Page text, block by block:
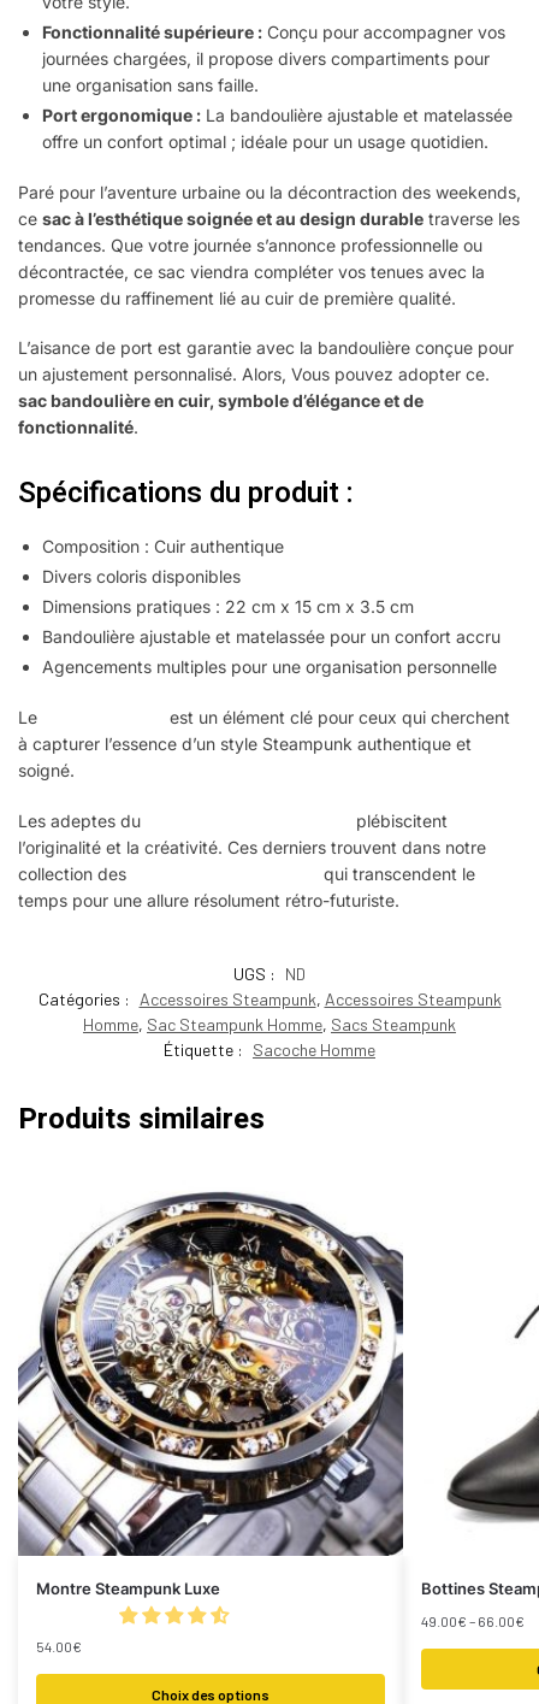
Fonctionnalité supérieure : Conçu pour accompagner vos
journées chargées, il propose divers compartiments pour
une organisation sans faille.
Port ergonomique : La bandoulière ajustable et matelassée
offre un confort optimal ; idéale pour un usage quotidien.
Paré pour l’aventure urbaine ou la décontraction des weekends,
ce sac à l’esthétique soignée et au design durable traverse les
tendances. Que votre journée s’annonce professionnelle ou
décontractée, ce sac viendra compléter vos tenues avec la
promesse du raffinement lié au cuir de première qualité.
L’aisance de port est garantie avec la bandoulière conçue pour
un ajustement personnalisé. Alors, Vous pouvez adopter ce.
sac bandoulière en cuir, symbole d’élégance et de
fonctionnalité.
Spécifications du produit :
Composition : Cuir authentique
Divers coloris disponibles
Dimensions pratiques : 22 cm x 15 cm x 3.5 cm
Bandoulière ajustable et matelassée pour un confort accru
Agencements multiples pour une organisation personnelle
Le
est un élément clé pour ceux qui cherchent
à capturer l’essence d’un style Steampunk authentique et
soigné.
Les adeptes du
plébiscitent
l’originalité et la créativité. Ces derniers trouvent dans notre
collection des
qui transcendent le
temps pour une allure résolument rétro-futuriste.
UGS :
ND
Catégories :
Accessoires Steampunk, Accessoires Steampunk
Homme, Sac Steampunk Homme, Sacs Steampunk
Étiquette :
Sacoche Homme
Produits similaires
Montre Steampunk Luxe
54.00€
Choix des options
Bottines
49.00€ – 66.00€